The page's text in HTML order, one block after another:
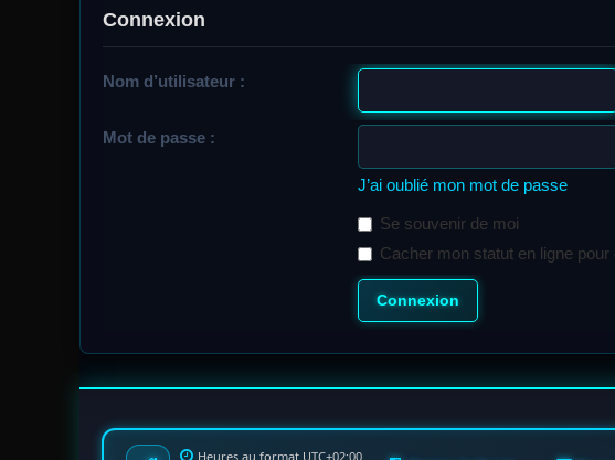
Connexion
Nom d’utilisateur :
Mot de passe :
J’ai oublié mon mot de passe
Se souvenir de moi
Cacher mon statut en ligne
Heures au format UTC+02:00